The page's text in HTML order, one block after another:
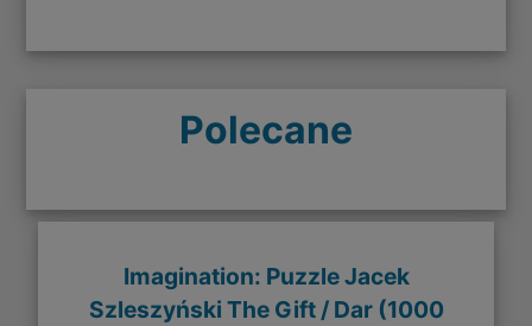
Polecane
Imagination: Puzzle Jacek
Szleszyński The Gift / Dar (1000